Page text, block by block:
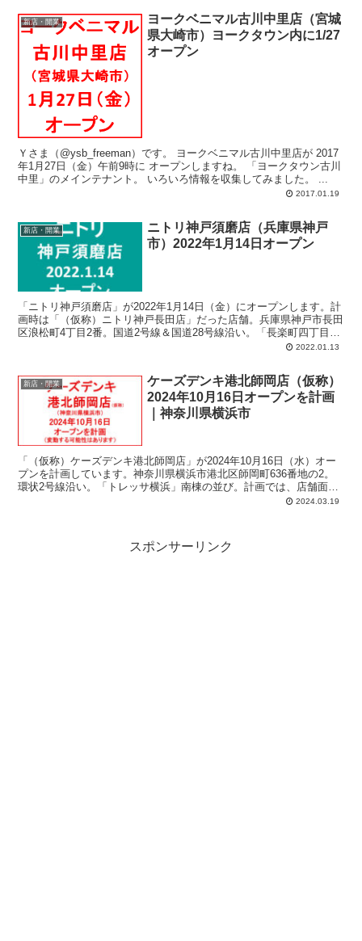
新店・開業
ヨークベニマル古川中里店（宮城
県大崎市）ヨークタウン内に1/27
オープン
Ｙさま（@ysb_freeman）です。 ヨークベニマル古川中里店が 2017
年1月27日（金）午前9時に オープンしますね。 「ヨークタウン古川
2017.01.19
新店・開業
ニトリ神戸須磨店（兵庫県神戸
市）2022年1月14日オープン
「ニトリ神戸須磨店」が2022年1月14日（金）にオープンします。計
画時は「（仮称）ニトリ神戸長田店」だった店舗。兵庫県神戸市長田
区浪松町4丁目2番。国道2号線＆国道28号線沿い。「長楽町四丁目」
交差点至近。「BOOKOFF SUPER BAZAAR 2号神戸長田店」だった
2022.01.13
新店・開業
ケーズデンキ港北師岡店（仮称）
2024年10月16日オープンを計画
｜神奈川県横浜市
「（仮称）ケーズデンキ港北師岡店」が2024年10月16日（水）オー
プンを計画しています。神奈川県横浜市港北区師岡町636番地の2。
環状2号線沿い。「トレッサ横浜」南棟の並び。計画では、店舗面
積：4,065平方メートル、駐車場：236台、駐輪場：68台、営業時
2024.03.19
スポンサーリンク